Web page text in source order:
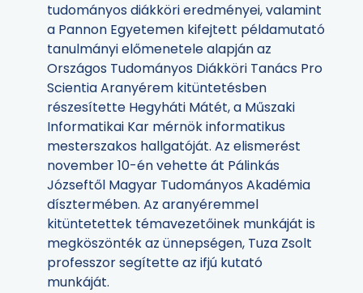
tudományos diákköri eredményei, valamint
a Pannon Egyetemen kifejtett példamutató
tanulmányi előmenetele alapján az
Országos Tudományos Diákköri Tanács Pro
Scientia Aranyérem kitüntetésben
részesítette Hegyháti Mátét, a Műszaki
Informatikai Kar mérnök informatikus
mesterszakos hallgatóját. Az elismerést
november 10-én vehette át Pálinkás
Józseftől Magyar Tudományos Akadémia
dísztermében. Az aranyéremmel
kitüntetettek témavezetőinek munkáját is
megköszönték az ünnepségen, Tuza Zsolt
professzor segítette az ifjú kutató
munkáját.